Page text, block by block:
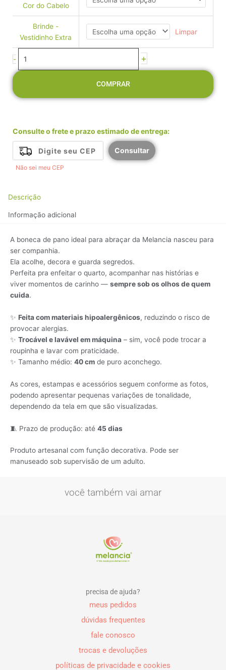
Cor do Cabelo
Brinde -
Vestidinho Extra
Limpar
-
Estrelas
quantidade
+
COMPRAR
Consulte o frete e prazo estimado de entrega:
Consultar
Não sei meu CEP
Descrição
Informação adicional
A boneca de pano ideal para abraçar da Melancia nasceu para
ser companhia.
Ela acolhe, decora e guarda segredos.
Perfeita pra enfeitar o quarto, acompanhar nas histórias e
viver momentos de carinho — sempre sob os olhos de quem
cuida.
✨ Feita com materiais hipoalergênicos, reduzindo o risco de
provocar alergias.
✨ Trocável e lavável em máquina – sim, você pode trocar a
roupinha e lavar com praticidade.
✨ Tamanho médio: 40 cm de puro aconchego.
As cores, estampas e acessórios seguem conforme as fotos,
podendo apresentar pequenas variações de tonalidade,
dependendo da tela em que são visualizadas.
🧵 Prazo de produção: até 45 dias
Produto artesanal com função decorativa. Pode ser
manuseado sob supervisão de um adulto.
você também vai amar
precisa de ajuda?
meus pedidos
dúvidas frequentes
fale conosco
trocas e devoluções
políticas de privacidade e cookies